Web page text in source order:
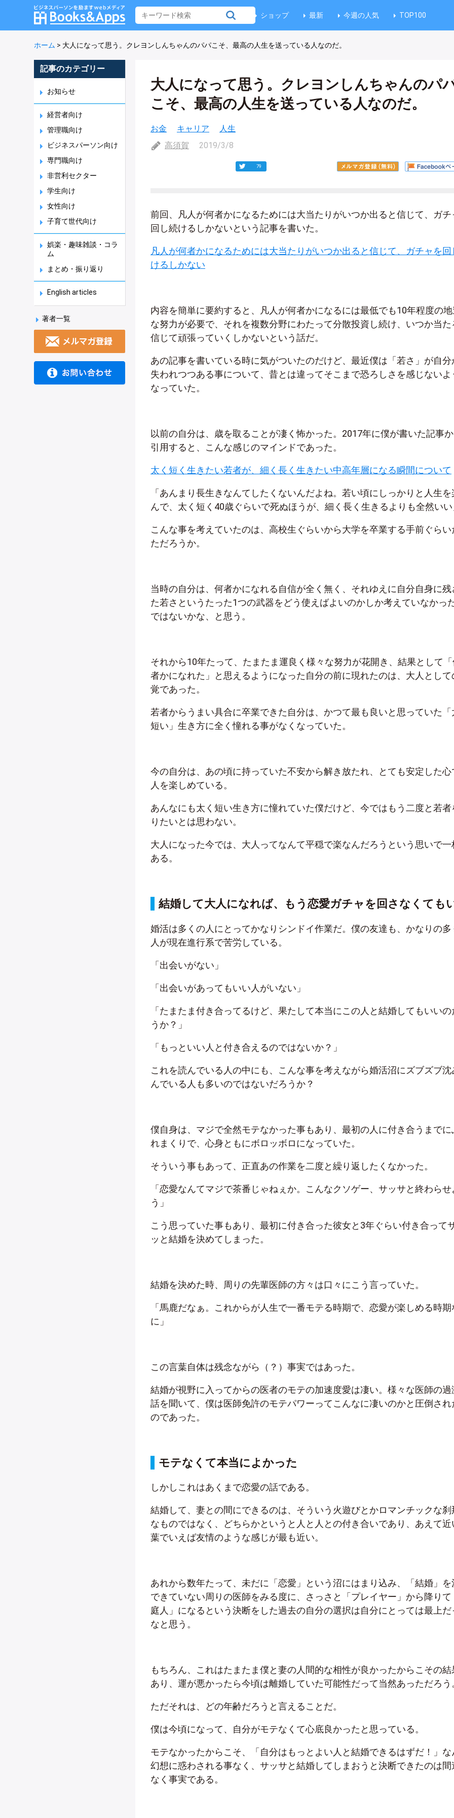
ショップ 最新 今週の人気 TOP100
ホーム > 大人になって思う。クレヨンしんちゃんのパパこそ、最高の人生を送っている人なのだ。
記事のカテゴリー
お知らせ
経営者向け
管理職向け
ビジネスパーソン向け
専門職向け
非営利セクター
学生向け
女性向け
子育て世代向け
娯楽・趣味雑談・コラ
ム
まとめ・振り返り
English articles
著者一覧
大人になって思う。クレヨンしんちゃんのパ
こそ、最高の人生を送っている人なのだ。
お金 キャリア
人生
高須賀
2019/3/8
79
前回、凡人が何者かになるためには大当たりがいつか出ると信じて、ガチ
回し続けるしかないという記事を書いた。
凡人が何者かになるためには大当たりがいつか出ると信じて、ガチャを回
けるしかない
内容を簡単に要約すると、凡人が何者かになるには最低でも10年程度の地
な努力が必要で、それを複数分野にわたって分散投資し続け、いつか当た
信じて頑張っていくしかないという話だ。
あの記事を書いている時に気がついたのだけど、最近僕は「若さ」が自分
失われつつある事について、昔とは違ってそこまで恐ろしさを感じないよ
なっていた。
以前の自分は、歳を取ることが凄く怖かった。2017年に僕が書いた記事か
引用すると、こんな感じのマインドであった。
太く短く生きたい若者が、細く長く生きたい中高年層になる瞬間について
「あんまり長生きなんてしたくないんだよね。若い頃にしっかりと人生を
んで、太く短く40歳ぐらいで死ぬほうが、細く長く生きるよりも全然いい
こんな事を考えていたのは、高校生ぐらいから大学を卒業する手前ぐらい
ただろうか。
当時の自分は、何者かになれる自信が全く無く、それゆえに自分自身に残
た若さというたった1つの武器をどう使えばよいのかしか考えていなかっ
ではないかな、と思う。
それから10年たって、たまたま運良く様々な努力が花開き、結果として
者かになれた」と思えるようになった自分の前に現れたのは、大人として
覚であった。
若者からうまい具合に卒業できた自分は、かつて最も良いと思っていた「
短い」生き方に全く憧れる事がなくなっていた。
今の自分は、あの頃に持っていた不安から解き放たれ、とても安定した心
人を楽しめている。
あんなにも太く短い生き方に憧れていた僕だけど、今ではもう二度と若者
りたいとは思わない。
大人になった今では、大人ってなんて平穏で楽なんだろうという思いで一
ある。
結婚して大人になれば、もう恋愛ガチャを回さなくても
婚活は多くの人にとってかなりシンドイ作業だ。僕の友達も、かなりの多
人が現在進行系で苦労している。
「出会いがない」
「出会いがあってもいい人がいない」
「たまたま付き合ってるけど、果たして本当にこの人と結婚してもいいの
うか？」
「もっといい人と付き合えるのではないか？」
これを読んでいる人の中にも、こんな事を考えながら婚活沼にズブズブ沈
んでいる人も多いのではないだろうか？
僕自身は、マジで全然モテなかった事もあり、最初の人に付き合うまでに
れまくりで、心身ともにボロッボロになっていた。
そういう事もあって、正直あの作業を二度と繰り返したくなかった。
「恋愛なんてマジで茶番じゃねぇか。こんなクソゲー、サッサと終わらせ
う」
こう思っていた事もあり、最初に付き合った彼女と3年ぐらい付き合って
ッと結婚を決めてしまった。
結婚を決めた時、周りの先輩医師の方々は口々にこう言っていた。
「馬鹿だなぁ。これからが人生で一番モテる時期で、恋愛が楽しめる時期
に」
この言葉自体は残念ながら（？）事実ではあった。
結婚が視野に入ってからの医者のモテの加速度愛は凄い。様々な医師の過
話を聞いて、僕は医師免許のモテパワーってこんなに凄いのかと圧倒され
のであった。
モテなくて本当によかった
しかしこれはあくまで恋愛の話である。
結婚して、妻との間にできるのは、そういう火遊びとかロマンチックな刹
なものではなく、どちらかというと人と人との付き合いであり、あえて近
葉でいえば友情のような感じが最も近い。
あれから数年たって、未だに「恋愛」という沼にはまり込み、「結婚」を
できていない周りの医師をみる度に、さっさと「プレイヤー」から降りて
庭人」になるという決断をした過去の自分の選択は自分にとっては最上だ
なと思う。
もちろん、これはたまたま僕と妻の人間的な相性が良かったからこその結
あり、運が悪かったら今頃は離婚していた可能性だって当然あっただろう
ただそれは、どの年齢だろうと言えることだ。
僕は今頃になって、自分がモテなくて心底良かったと思っている。
モテなかったからこそ、「自分はもっとよい人と結婚できるはずだ！」な
幻想に惑わされる事なく、サッサと結婚してしまおうと決断できたのは間
なく事実である。